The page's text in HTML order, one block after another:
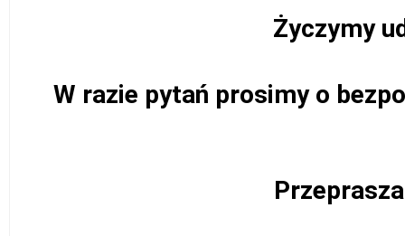
Życzymy
W razie pytań prosimy o